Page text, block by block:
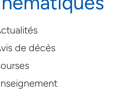
de décès